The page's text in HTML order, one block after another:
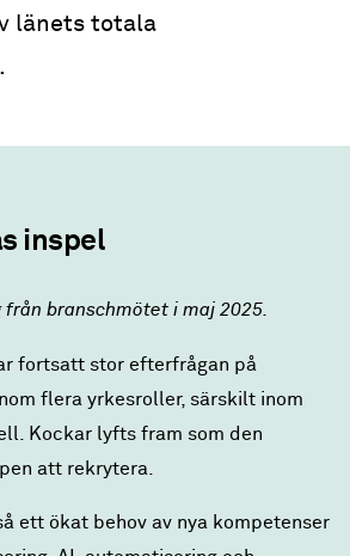
länets totala
inspel
branschmötet i maj2025.
fortsatt stor efterfrågan på
flera yrkesroller, särskilt inom
Kockar lyfts fram som den
att rekrytera.
ett ökat behov av nya kompetenser